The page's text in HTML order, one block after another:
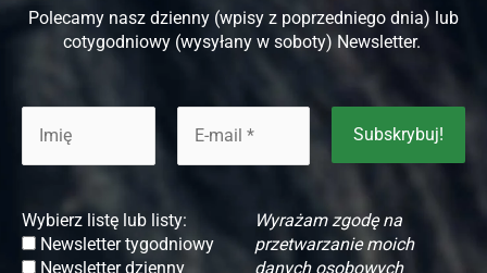
Polecamy nasz dzienny (wpisy z poprzedniego dnia) lub
cotygodniowy (wysyłany w soboty) Newsletter.
Wybierz listę lub listy:
Newsletter tygodniowy
Newsletter dzienny
Wyrażam zgodę na
przetwarzanie moich
danych osobowych